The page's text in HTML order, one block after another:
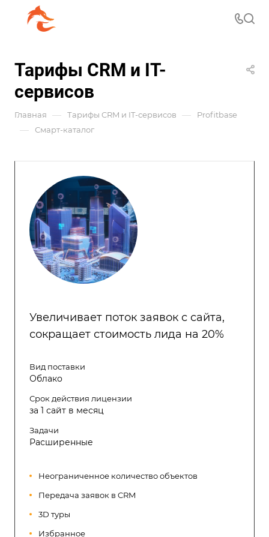
Тарифы CRM и IT-
сервисов
Главная — Тарифы CRM и IT-сервисов — Profitbase
— Смарт-каталог
Увеличивает поток заявок с сайта,
сокращает стоимость лида на 20%
Вид поставки
Облако
Срок действия лицензии
за 1 сайт в месяц
Задачи
Расширенные
Неограниченное количество объектов
Передача заявок в CRM
3D туры
Избранное